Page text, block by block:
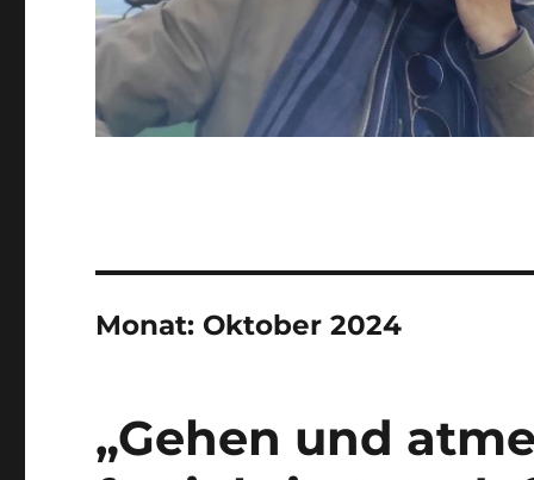
Monat: Oktober 2024
„Gehen und